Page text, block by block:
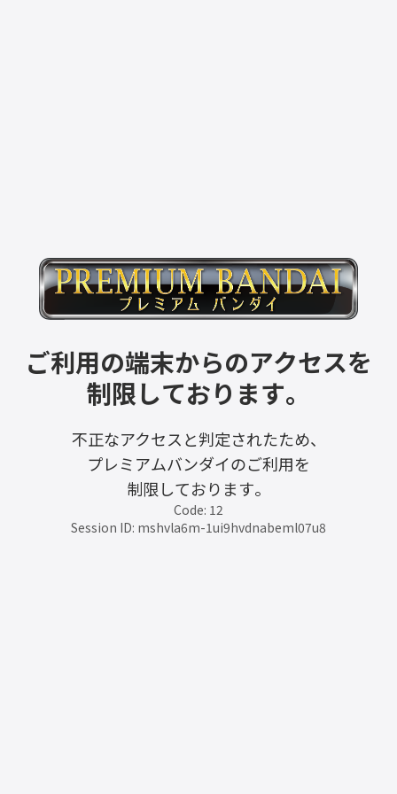
ご利用の端末からのアクセスを
制限しております。
不正なアクセスと判定されたため、
プレミアムバンダイのご利用を
制限しております。
Code: 12
Session ID: mshvla6m-1ui9hvdnabeml07u8